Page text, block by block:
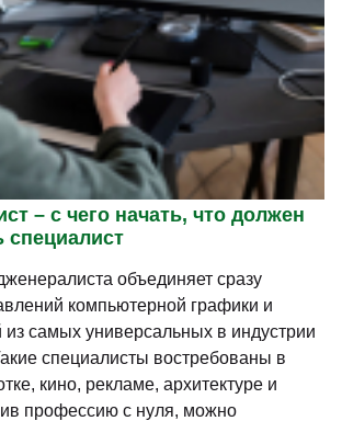
– с чего начать, что должен
специалист
объединяет сразу
компьютерной графики и
из самых универсальных в индустрии
специалисты востребованы в
кино, рекламе, архитектуре и
профессию с нуля, можно